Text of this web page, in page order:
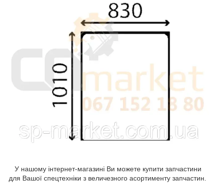
У нашому інтернет-магазині Ви можете купити запчастини
для Вашої спецтехніки з величезного асортименту запчастин.